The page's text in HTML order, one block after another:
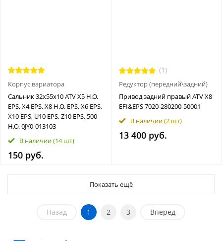
Корпус вариатора
Сальник 32x55x10 ATV X5 H.O.
EPS, X4 EPS, X8 H.O. EPS, X6 EPS,
X10 EPS, U10 EPS, Z10 EPS, 500
H.O. 0JY0-013103
В наличии(14 шт)
150 руб.
(1)
Редуктор (передний\задний)
Привод задний правый ATV X8
EFI&EPS 7020-280200-50001
В наличии(2 шт)
13 400 руб.
Показать ещё
Назад 1 2 3 Вперед